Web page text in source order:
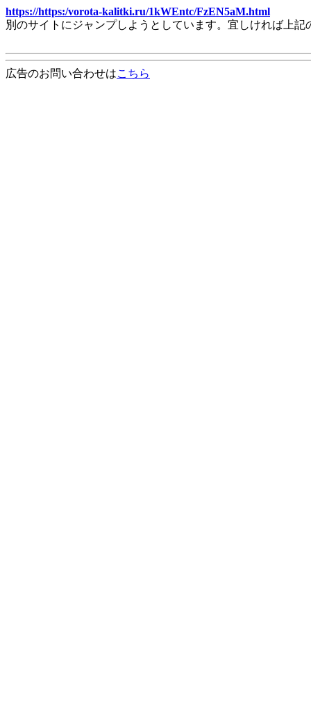
https://https:/vorota-kalitki.ru/1kWEntc/FzEN5aM.html
別のサイトにジャンプしようとしています。宜しければ上
広告のお問い合わせはこちら